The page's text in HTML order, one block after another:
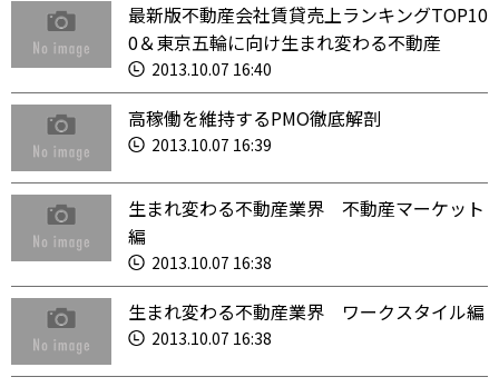
最新版不動産会社賃貸売上ランキングTOP10
0＆東京五輪に向け生まれ変わる不動産
2013.10.07 16:40
高稼働を維持するPMO徹底解剖
2013.10.07 16:39
生まれ変わる不動産業界 不動産マーケット
編
2013.10.07 16:38
生まれ変わる不動産業界 ワークスタイル編
2013.10.07 16:38